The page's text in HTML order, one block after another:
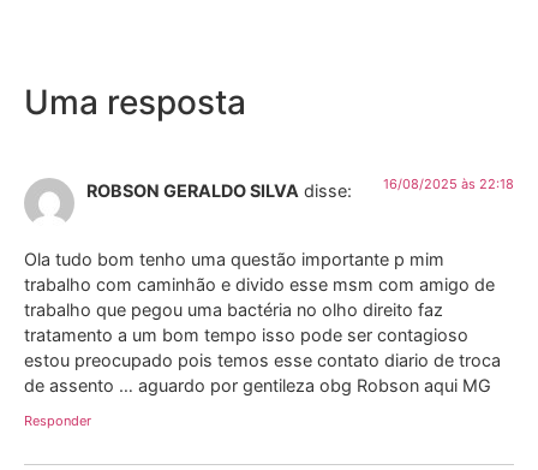
Uma resposta
ROBSON GERALDO SILVA disse: 16/08/2025 às 22:18
Ola tudo bom tenho uma questão importante p mim
trabalho com caminhão e divido esse msm com amigo de
trabalho que pegou uma bactéria no olho direito faz
tratamento a um bom tempo isso pode ser contagioso
estou preocupado pois temos esse contato diario de troca
de assento … aguardo por gentileza obg Robson aqui MG
Responder